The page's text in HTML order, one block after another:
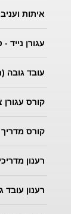
איתות
עגורן נייד
עובד גובה
קורס
קורס
רענון
רענון עובד